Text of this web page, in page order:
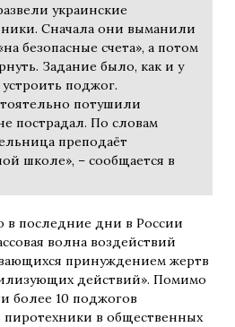
украинские
Сначала они выманили
безопасные счета», а потом
Задание было, как и у
поджог.
потушили
пострадал. По словам
преподаёт
школе», – сообщается в
в последние дни в России
волна воздействий
принуждением жертв
действий». Помимо
более 10 поджогов
пиротехники в общественных